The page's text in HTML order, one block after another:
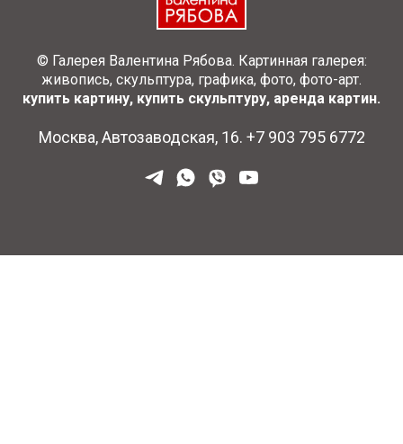
© Галерея Валентина Рябова. Картинная галерея:
живопись, скульптура, графика, фото, фото-арт.
купить картину, купить скульптуру, аренда картин.
Москва, Автозаводская, 16. +7 903 795 6772